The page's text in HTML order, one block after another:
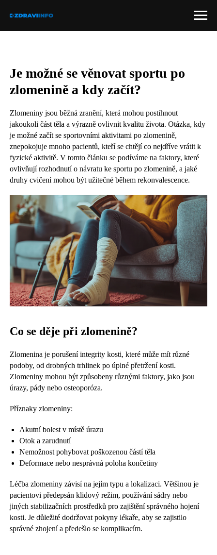
Je možné se věnovat sportu po
zlomenině a kdy začít?
Zlomeniny jsou běžná zranění, která mohou postihnout
jakoukoli část těla a výrazně ovlivnit kvalitu života. Otázka, kdy
je možné začít se sportovními aktivitami po zlomenině,
znepokojuje mnoho pacientů, kteří se chtějí co nejdříve vrátit k
fyzické aktivitě. V tomto článku se podíváme na faktory, které
ovlivňují rozhodnutí o návratu ke sportu po zlomenině, a jaké
druhy cvičení mohou být užitečné během rekonvalescence.
Co se děje při zlomenině?
Zlomenina je porušení integrity kosti, které může mít různé
podoby, od drobných trhlinek po úplné přetržení kosti.
Zlomeniny mohou být způsobeny různými faktory, jako jsou
úrazy, pády nebo osteoporóza.
Příznaky zlomeniny:
Akutní bolest v místě úrazu
Otok a zarudnutí
Nemožnost pohybovat poškozenou částí těla
Deformace nebo nesprávná poloha končetiny
Léčba zlomeniny závisí na jejím typu a lokalizaci. Většinou je
pacientovi předepsán klidový režim, používání sádry nebo
jiných stabilizačních prostředků pro zajištění správného hojení
kosti. Je důležité dodržovat pokyny lékaře, aby se zajistilo
správné zhojení a předešlo se komplikacím.